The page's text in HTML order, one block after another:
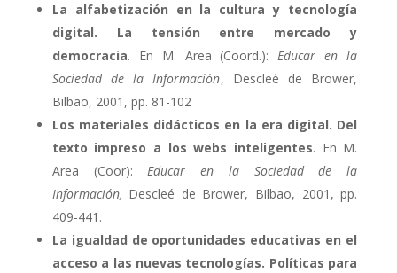
La alfabetización en la cultura y tecnología
digital. La tensión entre mercado y
democracia. En M. Area (Coord.):Educar en la
Sociedad de la Información, Descleé de Brower,
Bilbao, 2001, pp. 81-102
Los materiales didácticos en la era digital. Del
texto impreso a los webs inteligentes. En M.
Area (Coor): Educar en la Sociedad de la
Información, Descleé de Brower, Bilbao, 2001, pp.
409-441.
La igualdad de oportunidades educativas en el
acceso a las nuevas tecnologías. Políticas para